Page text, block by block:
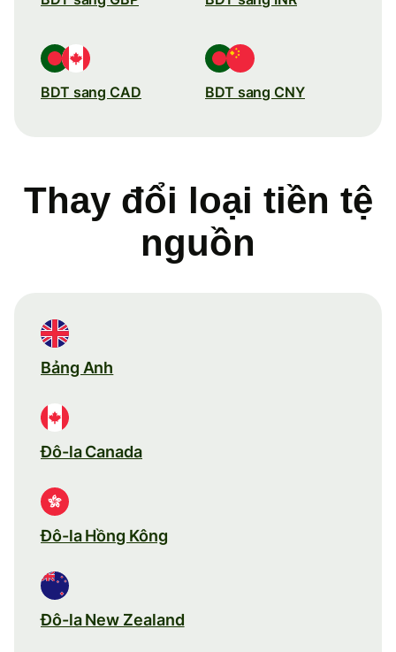
BDT sang CAD BDT sang CNY
Thay đổi loại tiền tệ
nguồn
Bảng Anh
Đô-la Canada
Đô-la Hồng Kông
Đô-la New Zealand